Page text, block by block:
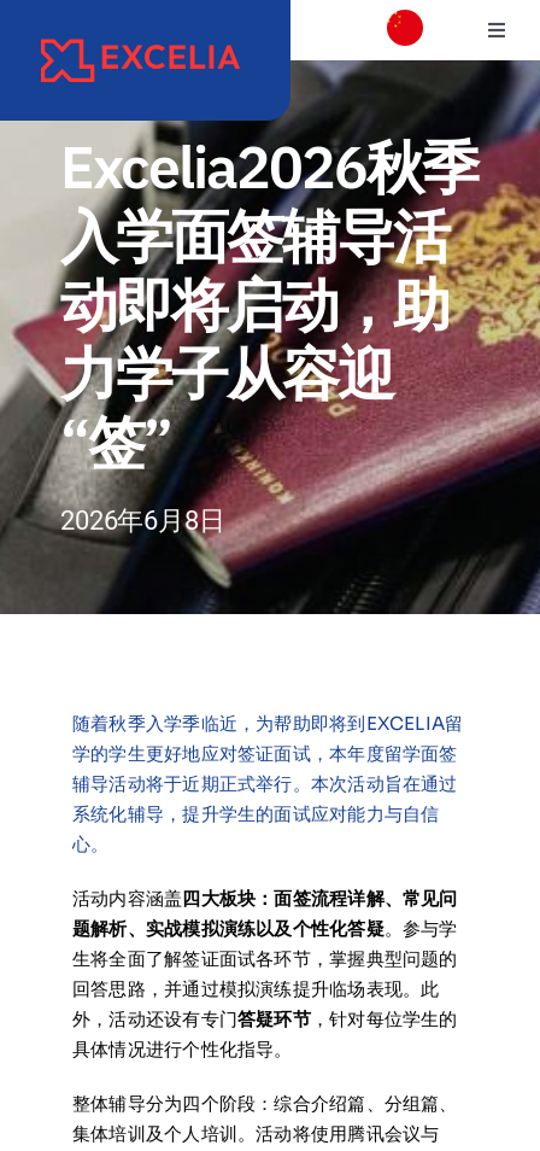
切
换
导
航
校区介绍
学院
项目专业介绍
国际交流合作
职业发展和校友会
在线申请与咨询
联系我们
Excelia2026秋季
入学面签辅导活
动即将启动，助
力学子从容迎
“签”
2026年6月8日
随着秋季入学季临近，为帮助即将到EXCELIA留
学的学生更好地应对签证面试，本年度留学面签
辅导活动将于近期正式举行。本次活动旨在通过
系统化辅导，提升学生的面试应对能力与自信
心。
活动内容涵盖四大板块：面签流程详解、常见问
题解析、实战模拟演练以及个性化答疑。参与学
生将全面了解签证面试各环节，掌握典型问题的
回答思路，并通过模拟演练提升临场表现。此
外，活动还设有专门答疑环节，针对每位学生的
具体情况进行个性化指导。
整体辅导分为四个阶段：综合介绍篇、分组篇、
集体培训及个人培训。活动将使用腾讯会议与